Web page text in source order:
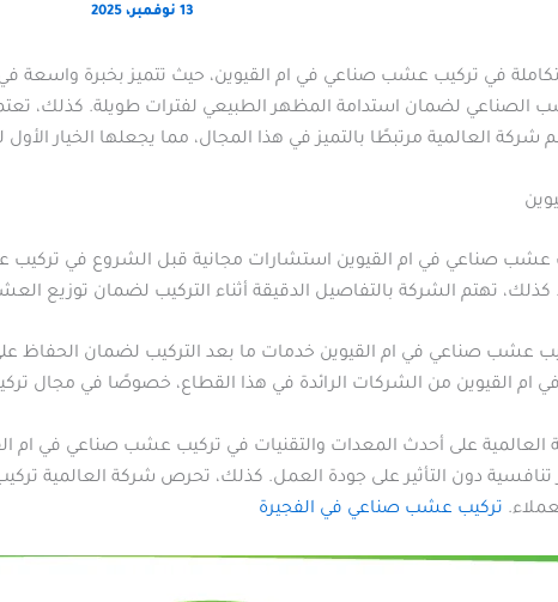
13 نوفمبر، 2025
في تركيب عشب صناعي في ام القيوين، حيث تتميز بخبرة واسعة
الصناعي لضمان استدامة المظهر الطبيعي لفترات طويلة.
شركة العالمية مرتبطًا بالتميز في هذا المجال، مما يجعلها الخيار
عشب صناعي في ام القيوين استشارات مجانية قبل الشروع في تركيب
كذلك، تهتم الشركة بالتفاصيل الدقيقة أثناء التركيب لضمان
عشب صناعي في ام القيوين خدمات ما بعد التركيب لضمان الحفاظ
ام القيوين من الشركات الرائدة في هذا القطاع، خصوصًا في مجال
العالمية على أحدث المعدات والتقنيات في تركيب عشب صناعي في
تنافسية دون التأثير على جودة العمل. كذلك، تحرص شركة العالمية
تركيب عشب صناعي في الفجيرة